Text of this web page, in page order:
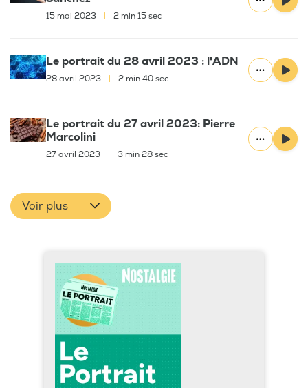
15 mai 2023 2 min 15 sec
Le portrait du 28 avril 2023 : l'ADN
28 avril 2023 2 min 40 sec
Le portrait du 27 avril 2023: Pierre
Marcolini
27 avril 2023 3 min 28 sec
Voir plus